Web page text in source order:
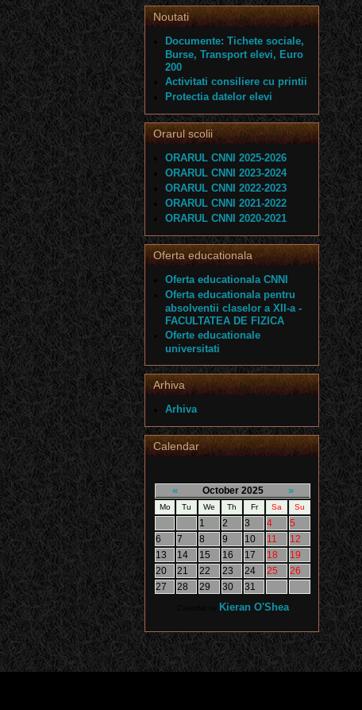
Noutati
Documente: Tichete sociale,
Burse, Transport elevi, Euro
200
Activitati consiliere cu printii
Protectia datelor elevi
Orarul scolii
ORARUL CNNI 2025-2026
ORARUL CNNI 2023-2024
ORARUL CNNI 2022-2023
ORARUL CNNI 2021-2022
ORARUL CNNI 2020-2021
Oferta educationala
Oferta educationala CNNI
Oferta educationala pentru
absolventii claselor a XII-a -
FACULTATEA DE FIZICA
Oferte educationale
universitati
Arhiva
Arhiva
Calendar
« October 2025 »
Mo Tu We Th Fr Sa Su
1 2 3 4
5
6
7 8 9 10 11
12
13
14 15 16 17 18
19
20
21 22 23 24 25
26
27
28 29 30 31
Kieran O'Shea